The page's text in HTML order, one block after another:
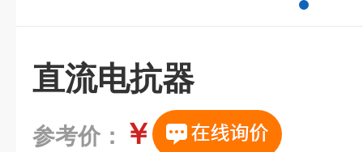
直流电抗器
参考价： ￥